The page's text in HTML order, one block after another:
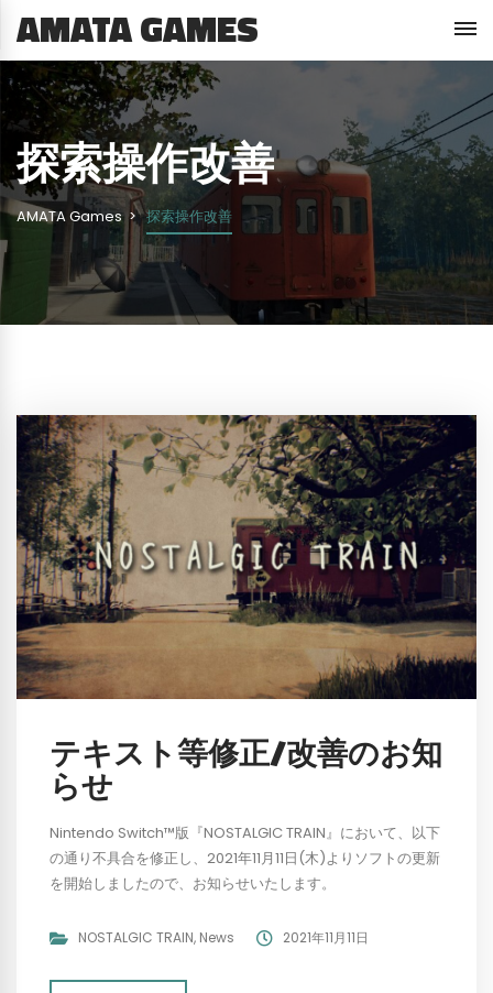
AMATA GAMES
探索操作改善
AMATA Games 探索操作改善
テキスト等修正/改善のお知
らせ
Nintendo Switch™版『NOSTALGIC TRAIN』において、以下
の通り不具合を修正し、2021年11月11日(木)よりソフトの更新
を開始しましたので、お知らせいたします。
NOSTALGIC TRAIN, News 2021年11月11日